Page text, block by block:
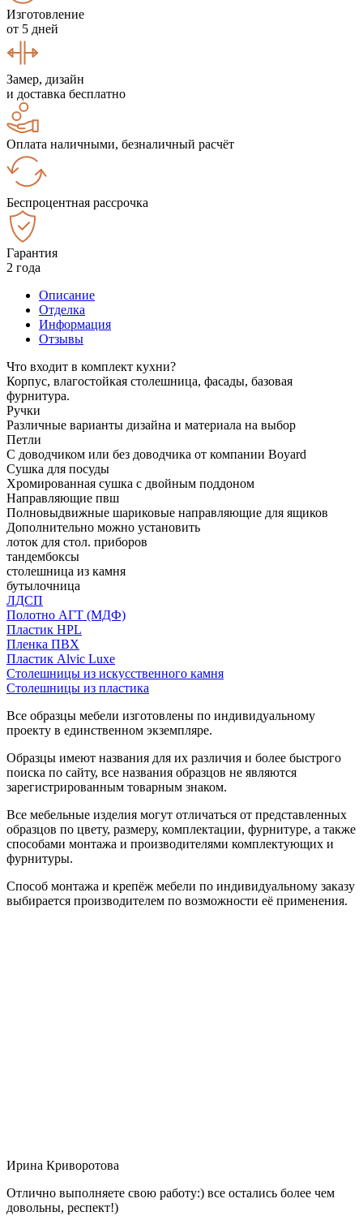
Изготовление
от 5 дней
Замер, дизайн
и доставка бесплатно
Оплата наличными, безналичный расчёт
Беспроцентная рассрочка
Гарантия
2 года
Описание
Отделка
Информация
Отзывы
Что входит в комплект кухни?
Корпус, влагостойкая столешница, фасады, базовая
фурнитура.
Ручки
Различные варианты дизайна и материала на выбор
Петли
С доводчиком или без доводчика от компании Boyard
Сушка для посуды
Хромированная сушка с двойным поддоном
Направляющие пвш
Полновыдвижные шариковые направляющие для ящиков
Дополнительно можно установить
лоток для стол. приборов
тандембоксы
столешница из камня
бутылочница
ЛДСП
Полотно АГТ (МДФ)
Пластик HPL
Пленка ПВХ
Пластик Alvic Luxe
Столешницы из искусственного камня
Столешницы из пластика
Все образцы мебели изготовлены по индивидуальному
проекту в единственном экземпляре.
Образцы имеют названия для их различия и более быстрого
поиска по сайту, все названия образцов не являются
зарегистрированным товарным знаком.
Все мебельные изделия могут отличаться от представленных
образцов по цвету, размеру, комплектации, фурнитуре, а также
способами монтажа и производителями комплектующих и
фурнитуры.
Способ монтажа и крепёж мебели по индивидуальному заказу
выбирается производителем по возможности её применения.
Ирина Криворотова
Отлично выполняете свою работу:) все остались более чем
довольны, респект!)